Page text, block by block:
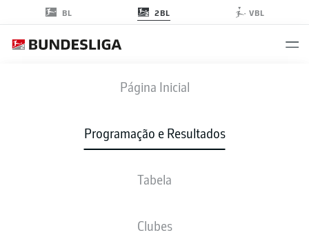
BL 2BL VBL
Página Inicial
Programação e Resultados
Tabela
Clubes
OSN WOB
ESCALAÇÕES